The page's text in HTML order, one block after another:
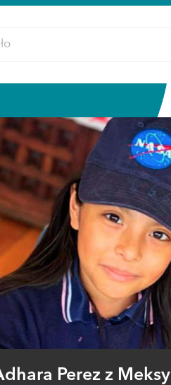
Perez z